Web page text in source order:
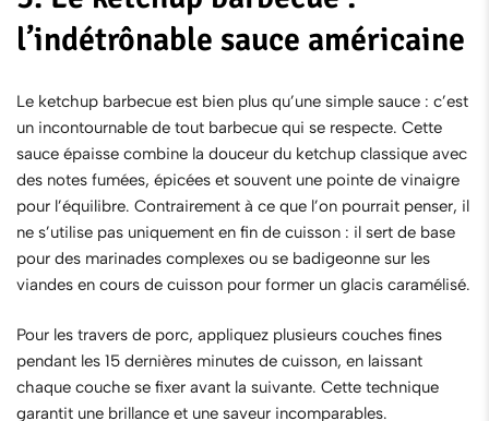
l’indétrônable sauce américaine
Le ketchup barbecue est bien plus qu’une simple sauce : c’est
un incontournable de tout barbecue qui se respecte. Cette
sauce épaisse combine la douceur du ketchup classique avec
des notes fumées, épicées et souvent une pointe de vinaigre
pour l’équilibre. Contrairement à ce que l’on pourrait penser, il
ne s’utilise pas uniquement en fin de cuisson : il sert de base
pour des marinades complexes ou se badigeonne sur les
viandes en cours de cuisson pour former un glacis caramélisé.
Pour les travers de porc, appliquez plusieurs couches fines
pendant les 15 dernières minutes de cuisson, en laissant
chaque couche se fixer avant la suivante. Cette technique
garantit une brillance et une saveur incomparables.